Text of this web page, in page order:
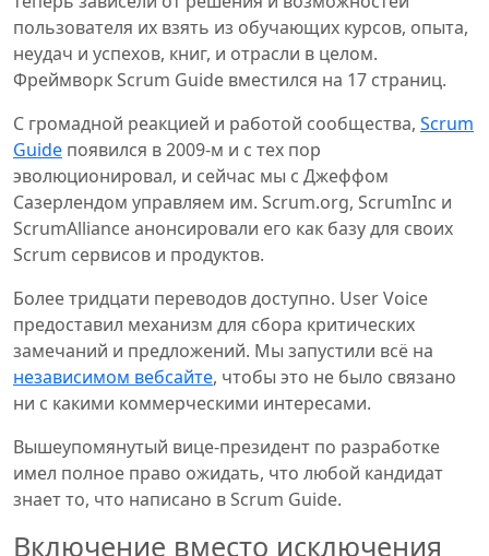
пользователя их взять из обучающих курсов, опыта,
неудач и успехов, книг, и отрасли в целом.
Фреймворк Scrum Guide вместился на 17 страниц.
С громадной реакцией и работой сообщества, Scrum
Guide появился в 2009-м и с тех пор
эволюционировал, и сейчас мы с Джеффом
Сазерлендом управляем им. Scrum.org, ScrumInc и
ScrumAlliance анонсировали его как базу для своих
Scrum сервисов и продуктов.
Более тридцати переводов доступно. User Voice
предоставил механизм для сбора критических
замечаний и предложений. Мы запустили всё на
независимом вебсайте, чтобы это не было связано
ни с какими коммерческими интересами.
Вышеупомянутый вице-президент по разработке
имел полное право ожидать, что любой кандидат
знает то, что написано в Scrum Guide.
Включение вместо исключения